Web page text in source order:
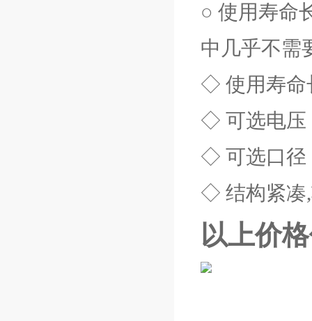
○ 使用寿命
中几乎不需
◇ 使用寿命
◇ 可选电压
◇ 可选口径
◇ 结构紧凑
以上价